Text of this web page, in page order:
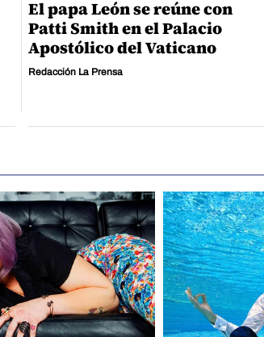
El papa León se reúne con
Patti Smith en el Palacio
Apostólico del Vaticano
Redacción La Prensa